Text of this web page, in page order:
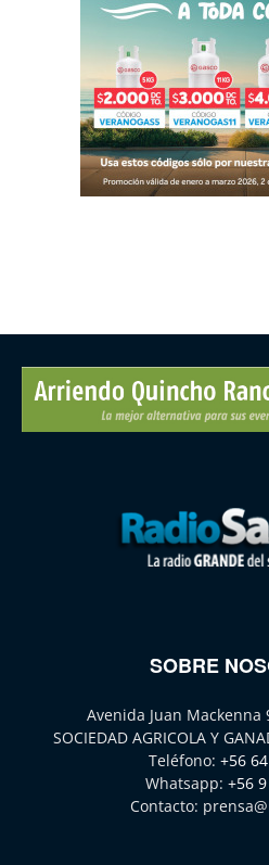
SOBRE
Avenida Juan Mackenna
SOCIEDAD AGRICOLA Y
Teléfono: +56
Whatsapp: +56
Contacto: